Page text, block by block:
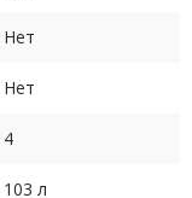
Нет
Нет
4
103 л